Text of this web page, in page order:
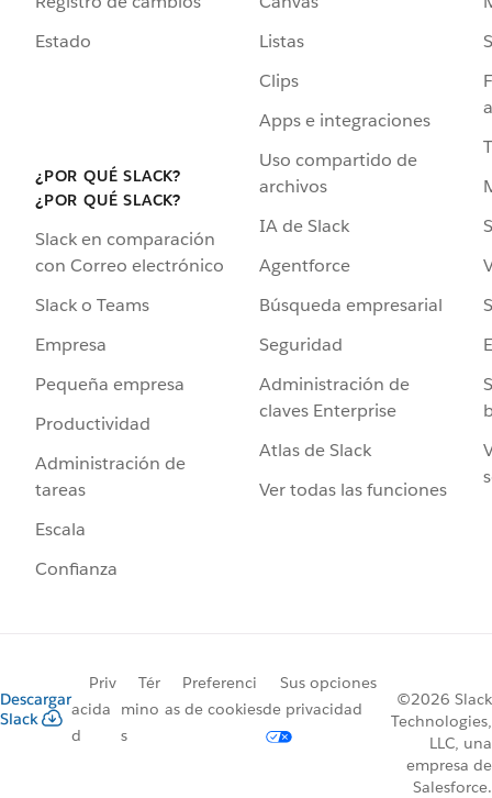
Estado
¿POR QUÉ SLACK?
¿POR QUÉ SLACK?
Slack en comparación
con Correo electrónico
Slack o Teams
Empresa
Pequeña empresa
Productividad
Administración de
tareas
Escala
Confianza
Listas
Clips
Apps e integraciones
Uso compartido de
archivos
IA de Slack
Agentforce
Búsqueda empresarial
Seguridad
Administración de
claves Enterprise
Atlas de Slack
Ver todas las funciones
Descargar
Slack
Priv
acida
d
Tér
mino
s
Preferenci
as de cookies
Sus opciones
de privacidad
©2026 Slack
Technologies,
LLC, una
empresa de
Salesforce.